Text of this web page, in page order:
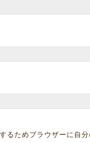
るためブラウザーに自